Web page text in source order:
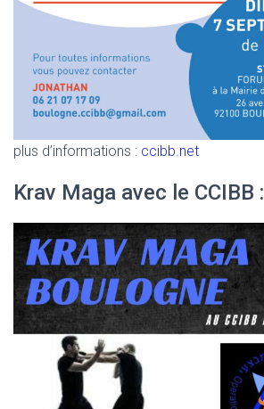
plus d’informations : ccibb.net
Krav Maga avec le CCIBB :